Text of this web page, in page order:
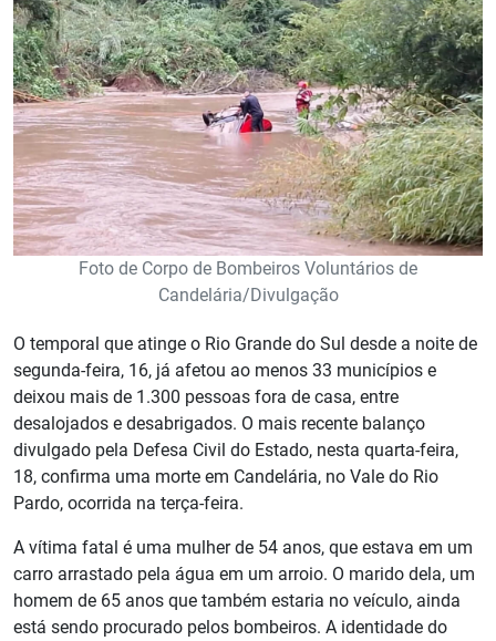
Foto de Corpo de Bombeiros Voluntários de
Candelária/Divulgação
O temporal que atinge o Rio Grande do Sul desde a noite de
segunda-feira, 16, já afetou ao menos 33 municípios e
deixou mais de 1.300 pessoas fora de casa, entre
desalojados e desabrigados. O mais recente balanço
divulgado pela Defesa Civil do Estado, nesta quarta-feira,
18, confirma uma morte em Candelária, no Vale do Rio
Pardo, ocorrida na terça-feira.
A vítima fatal é uma mulher de 54 anos, que estava em um
carro arrastado pela água em um arroio. O marido dela, um
homem de 65 anos que também estaria no veículo, ainda
está sendo procurado pelos bombeiros. A identidade do